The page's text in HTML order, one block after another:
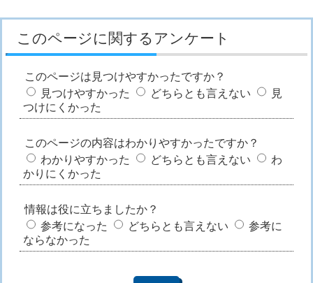
このページに関するアンケート
このページは見つけやすかったですか？
見つけやすかった
どちらとも言えない
見
つけにくかった
このページの内容はわかりやすかったですか？
わかりやすかった
どちらとも言えない
わ
かりにくかった
情報は役に立ちましたか？
参考になった
どちらとも言えない
参考に
ならなかった